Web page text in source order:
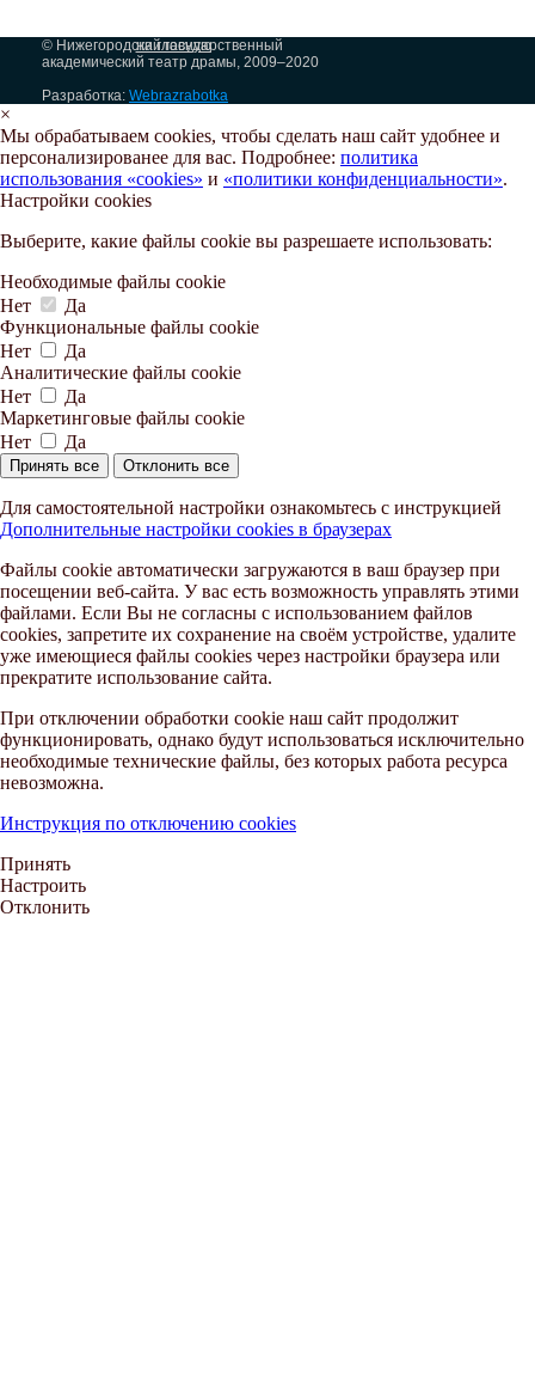
на главную
© Нижегородский государственный
академический театр драмы, 2009–2020
Разработка: Webrazrabotka
×
Мы обрабатываем cookies, чтобы сделать наш сайт удобнее и
персонализированее для вас. Подробнее: политика
использования «cookies» и «политики конфиденциальности».
Настройки cookies
Выберите, какие файлы cookie вы разрешаете использовать:
Необходимые файлы cookie
Нет
Да
Функциональные файлы cookie
Нет
Да
Аналитические файлы cookie
Нет
Да
Маркетинговые файлы cookie
Нет
Да
Принять все Отклонить все
Для самостоятельной настройки ознакомьтесь с инструкцией
Дополнительные настройки cookies в браузерах
Файлы cookie автоматически загружаются в ваш браузер при
посещении веб-сайта. У вас есть возможность управлять этими
файлами. Если Вы не согласны с использованием файлов
cookies, запретите их сохранение на своём устройстве, удалите
уже имеющиеся файлы cookies через настройки браузера или
прекратите использование сайта.
При отключении обработки cookie наш сайт продолжит
функционировать, однако будут использоваться исключительно
необходимые технические файлы, без которых работа ресурса
невозможна.
Инструкция по отключению cookies
Принять
Настроить
Отклонить